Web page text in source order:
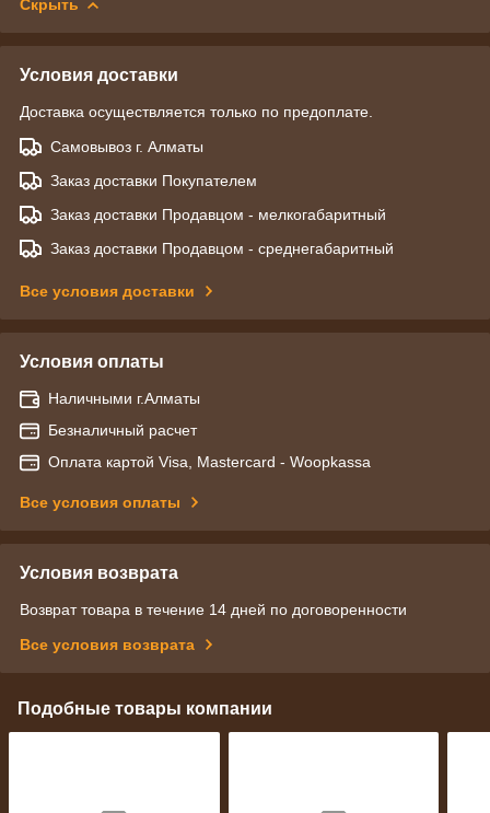
Скрыть
Условия доставки
Доставка осуществляется только по предоплате.
Самовывоз г. Алматы
Заказ доставки Покупателем
Заказ доставки Продавцом - мелкогабаритный
Заказ доставки Продавцом - среднегабаритный
Все условия доставки
Условия оплаты
Наличными г.Алматы
Безналичный расчет
Оплата картой Visa, Mastercard - Woopkassa
Все условия оплаты
Условия возврата
Возврат товара в течение 14 дней по договоренности
Все условия возврата
Подобные товары компании